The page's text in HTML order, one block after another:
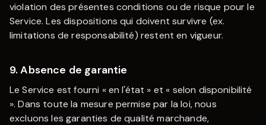
violation des présentes conditions ou de risque pour le
Service. Les dispositions qui doivent survivre (ex.
limitations de responsabilité) restent en vigueur.
9. Absence de garantie
Le Service est fourni « en l'état » et « selon disponibilité
». Dans toute la mesure permise par la loi, nous
excluons les garanties de qualité marchande,